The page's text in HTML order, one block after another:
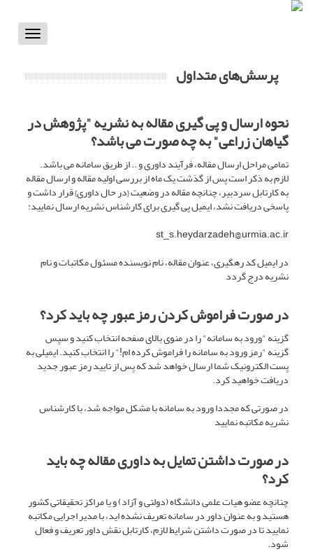
Toggle
پرسش‌های متداول
نحوه ارسال و پی گیری مقاله به نشریه "پژوهش در
گیاهان زراعی" به چه صورت می باشد؟
تمامی مراحل ارسال مقاله، فرآیند داوری و .. از طریق سامانه می باشد.
لازم به ذکر است پس از گذشت یک ماه از بررسی اولیه مقاله و ارسال مقاله
به کارتابل سردبیر، چنانچه مقاله در وضعیت {در حال داوری} قرار داشت و
پاسخی دریافت نشد، ایمیل پی گیری برای کارشناس نشریه ارسال نمایید:
st_s.heydarzadeh@urmia.ac.ir
در ایمیل کد رهگیری، عنوان مقاله، نام نویسنده مسئول مکاتبات و نام
نشریه درج گردد
در صورت فراموش کردن رمز عبور چه باید کرد؟
گزینه "ورود به سامانه" را در منوی بالای صفحه انتخاب کنید و سپس
گزینه "رمز ورود به سامانه را فراموش کرده ام!" را انتخاب کنید. ایمیلی به
پست الکترونیک شما ارسال خواهد شد که پس از تایید رمز عبور جدید
دریافت خواهید کرد.
در صورتی که مجددا ورود به سامانه با مشکل مواجه شد، با کارشناس
نشریه مکاتبه نمایید
در صورت داشتن تمایل به داوری مقاله چه باید
کرد؟
چنانچه عضو هیات علمی دانشگاه (دولتی و آزاد) و یا مراکز تحقیقاتی کشور
هستید و به عنوان داور در سامانه تعریف نشده اید، با مدیر اجرایی مکاتبه
نمایید تا در صورت داشتن شرایط لازم، کارتابل نقش داور تعریف و فعال
شود.